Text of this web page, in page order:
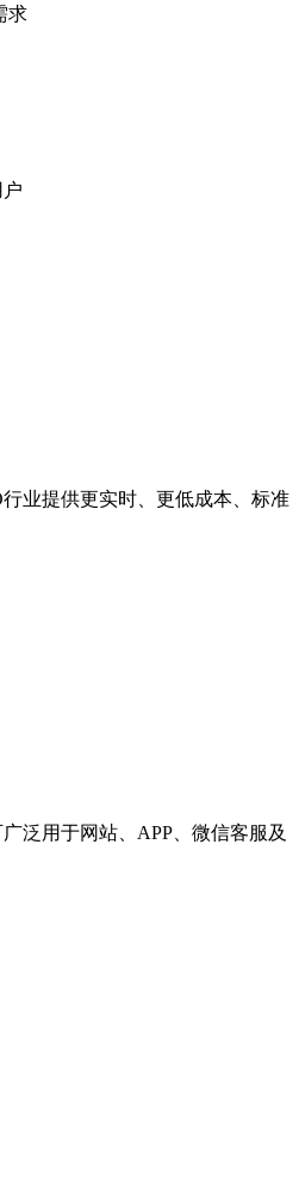
求
业提供更实时、更低成本、标准
泛用于网站、APP、微信客服及